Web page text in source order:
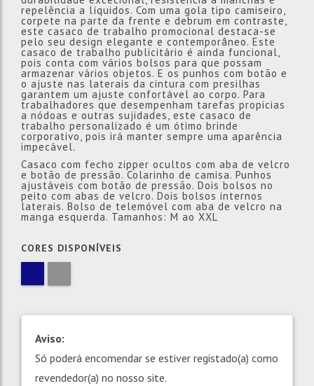
repelência a líquidos. Com uma gola tipo camiseiro,
corpete na parte da frente e debrum em contraste,
este casaco de trabalho promocional destaca-se
pelo seu design elegante e contemporâneo. Este
casaco de trabalho publicitário é ainda funcional,
pois conta com vários bolsos para que possam
armazenar vários objetos. E os punhos com botão e
o ajuste nas laterais da cintura com presilhas
garantem um ajuste confortável ao corpo. Para
trabalhadores que desempenham tarefas propicias
a nódoas e outras sujidades, este casaco de
trabalho personalizado é um ótimo brinde
corporativo, pois irá manter sempre uma aparência
impecável.
Casaco com fecho zipper ocultos com aba de velcro
e botão de pressão. Colarinho de camisa. Punhos
ajustáveis com botão de pressão. Dois bolsos no
peito com abas de velcro. Dois bolsos internos
laterais. Bolso de telemóvel com aba de velcro na
manga esquerda. Tamanhos: M ao XXL
CORES DISPONÍVEIS
Aviso:
Só poderá encomendar se estiver registado(a) como
revendedor(a) no nosso site.